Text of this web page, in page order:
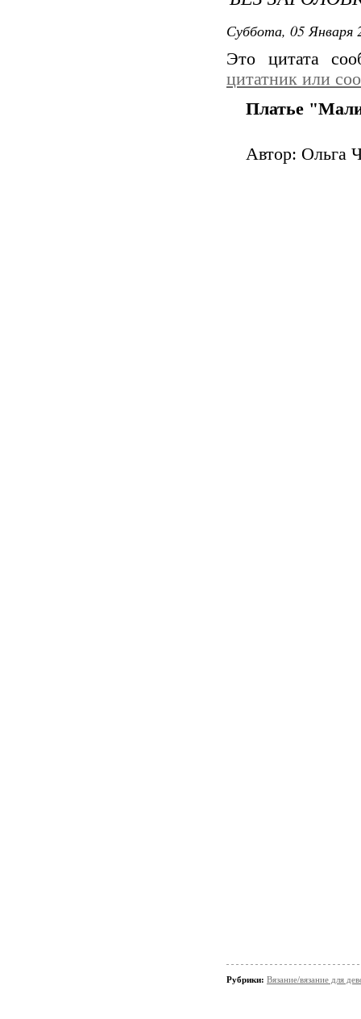
Суббота, 05 Января
Это цитата
цитатник или
Платье
Автор: Ольга
Рубрики: Вязание/вязание для